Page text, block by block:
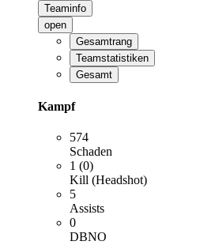
Teaminfo
open
Gesamtrang
Teamstatistiken
Gesamt
Kampf
574
Schaden
1 (0)
Kill (Headshot)
5
Assists
0
DBNO